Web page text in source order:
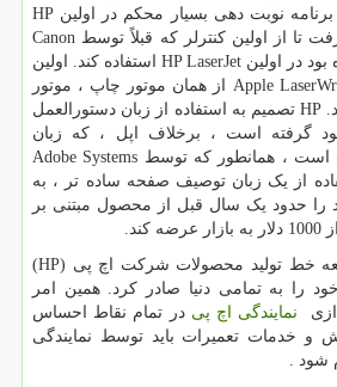
نوبت دهی بسیار محکم در اولین HP
تا از اولین کنترلر که قبلاً توسط Canon
بود در اولین HP LaserJet استفاده کند. اولین
Apple از همان موتور چاپ ، موتور
HPتصمیم به استفاده از زبان دستورالعمل
گرفته است ، برخلاف اپل ، که زبان
است ، همانطور که توسط Adobe Systems
از یک زبان توصیف صفحه ساده تر ، به
را حدود یک سال قبل از محصول مبتنی بر
خط تولید محصولات شرکت اچ پی (HP
)
را به تمامی دنیا صادر کرد. همین امر
نمایندگی اچ پی در تمام نقاط احساس
و خدمات تعمیرات باید توسط نمایندگی
شود .